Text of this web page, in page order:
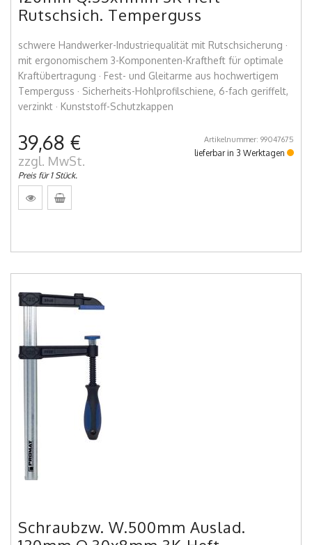
Rutschsich. Temperguss
schwere Handwerker-Industriequalität mit Rutschsicherung ·
mit ergonomischem 3-Komponenten-Kraftheft für optimale
Kraftübertragung · Fest- und Gleitarme aus hochwertigem
Temperguss · Sicherheits-Hohlprofilschiene, 6-fach geriffelt,
verzinkt · Kunststoff-Schutzkappen
39,68 €
zzgl. MwSt.
Preis für 1 Stück.
Artikelnummer: 99047675
lieferbar in 3 Werktagen
Schraubzw. W.500mm Auslad.